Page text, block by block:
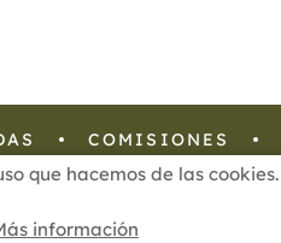
que hacemos de las cookies.
información
COMISIONES